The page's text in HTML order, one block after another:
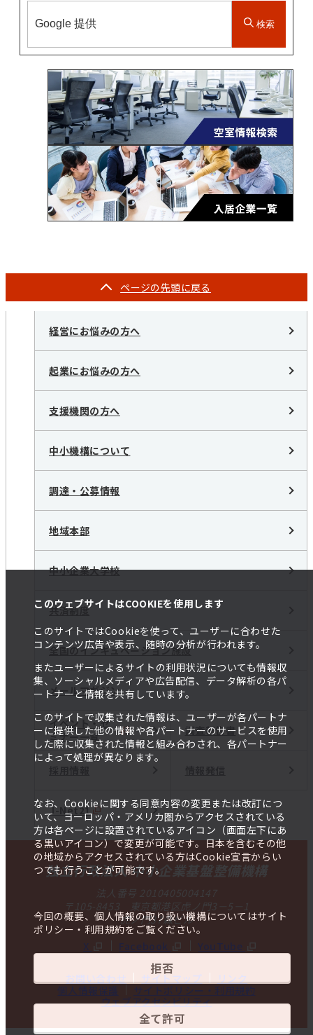
このウェブサイトはCOOKIEを使用します
このサイトではCookieを使って、ユーザーに合わせた
コンテンツ広告や表示、随時の分析が行われます。
またユーザーによるサイトの利用状況についても情報収
集、ソーシャルメディアや広告配信、データ解析の各パ
ートナーと情報を共有しています。
このサイトで収集された情報は、ユーザーが各パートナ
ーに提供した他の情報や各パートナーのサービスを使用
した際に収集された情報と組み合わされ、各パートナー
によって処理が異なります。
なお、Cookieに関する同意内容の変更または改訂につ
いて、ヨーロッパ・アメリカ圏からアクセスされている
方は各ページに設置されているアイコン（画面左下にあ
る黒いアイコン）で変更が可能です。日本を含むその他
の地域からアクセスされている方はCookie宣言からい
つでも行うことが可能です。
今回の概要、個人情報の取り扱い機構についてはサイト
ポリシー・利用規約をご覧ください。
拒否
全て許可
検索
ページの先頭に戻る
経営にお悩みの方へ
起業にお悩みの方へ
支援機関の方へ
中小機構について
調達・公募情報
地域本部
中小企業大学校
共済制度
全国のインキュベーション施設
メールマガジン
イベント・セ
ミナー一覧
調査報告書
J-Net21
独立行政法人 中小企業基盤整備機構
法人番号 2010405004147
〒105-8453 東京都港区虎ノ門3－5－1
虎ノ門37森ビル
X
Facebook YouTube
お問い合わせ サイトマップ
リンク
個人情報保護
サイトポリシー・利用規約
ウェブアクセシビリティ